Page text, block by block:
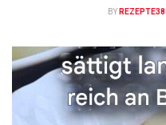
BY REZEPTE38